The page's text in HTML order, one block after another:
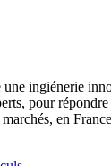
ingiénerie
pour
en